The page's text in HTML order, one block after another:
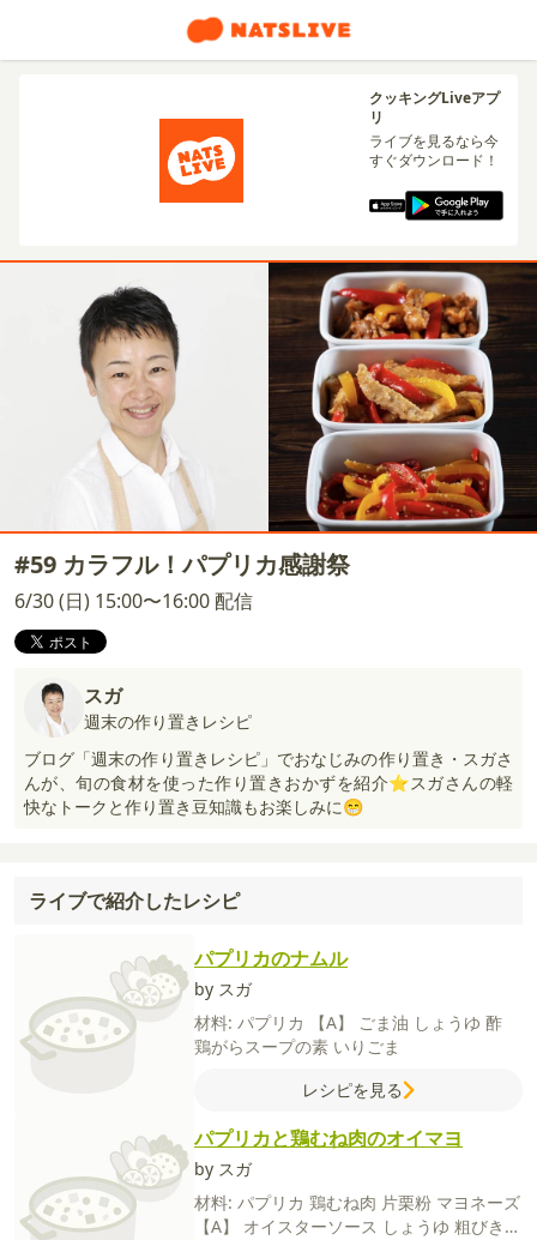
クッキングLiveアプ
リ
ライブを見るなら今
すぐダウンロード！
#59 カラフル！パプリカ感謝祭
6/30 (日) 15:00〜16:00 配信
スガ
週末の作り置きレシピ
ブログ「週末の作り置きレシピ」でおなじみの作り置き・スガさ
んが、旬の食材を使った作り置きおかずを紹介⭐スガさんの軽
快なトークと作り置き豆知識もお楽しみに😁
ライブで紹介したレシピ
パプリカのナムル
by スガ
材料: パプリカ 【A】 ごま油 しょうゆ 酢
鶏がらスープの素 いりごま
レシピを見る
パプリカと鶏むね肉のオイマヨ
by スガ
材料: パプリカ 鶏むね肉 片栗粉 マヨネーズ
【A】 オイスターソース しょうゆ 粗びきこ